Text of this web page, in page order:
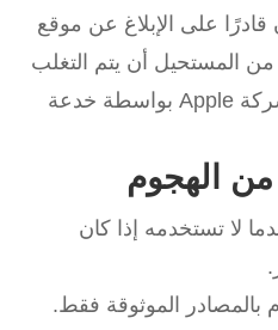
على الإبلاغ عن موقع
من المستحيل أن يتم التغلب
على التصحيح الذي أطلقته شركة Apple بواسطة خدعة
الهجوم
لا تستخدمه إذا كان
بالمصادر الموثوقة فقط.